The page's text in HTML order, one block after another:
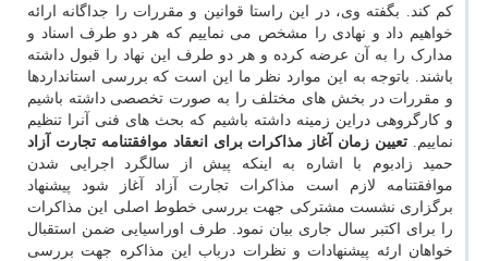
کم کند. بگفته وی، در این راستا قوانین و مقررات را جداگانه ارائه
خواهیم داد و نهادی را مشخص می نماییم که هر دو طرف اسناد و
مدارک را به آن عرضه کرده و هر دو طرف این نهاد را قبول داشته
باشند. باتوجه به این موارد نظر ما این است که بررسی استانداردها
و مقررات در بخش های مختلف را به صورت تخصصی داشته باشیم
و کارگروهی دراین زمینه داشته باشیم که بحث های فنی آنرا تنظیم
نماییم. تعیین زمان آغاز مذاکرات برای انعقاد موافقتنامه تجارت آزاد
حمید زادبوم با اشاره به اینکه پیش از سالگرد اجرایی شدن
موافقتنامه لازم است مذاکرات تجارت آزاد آغاز شود پیشنهاد
برگزاری نشست مشترکی جهت بررسی خطوط اصلی این مذاکرات
را برای اکتبر سال جاری بیان نمود. طرف اوراسیایی ضمن استقبال
خواهان ارئه پیشنهادات و نظرات درباب این مذاکره جهت بررسی